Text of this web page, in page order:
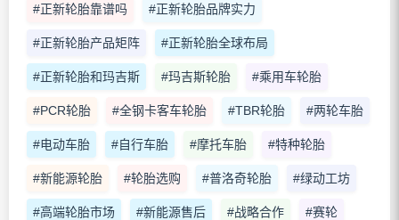
#正新轮胎靠谱吗 #正新轮胎品牌实力
#正新轮胎产品矩阵 #正新轮胎全球布局
#正新轮胎和玛吉斯 #玛吉斯轮胎 #乘用车轮胎
#PCR轮胎 #全钢卡客车轮胎 #TBR轮胎 #两轮车胎
#电动车胎 #自行车胎 #摩托车胎 #特种轮胎
#新能源轮胎 #轮胎选购 #普洛奇轮胎 #绿动工坊
#高端轮胎市场 #新能源售后 #战略合作 #赛轮